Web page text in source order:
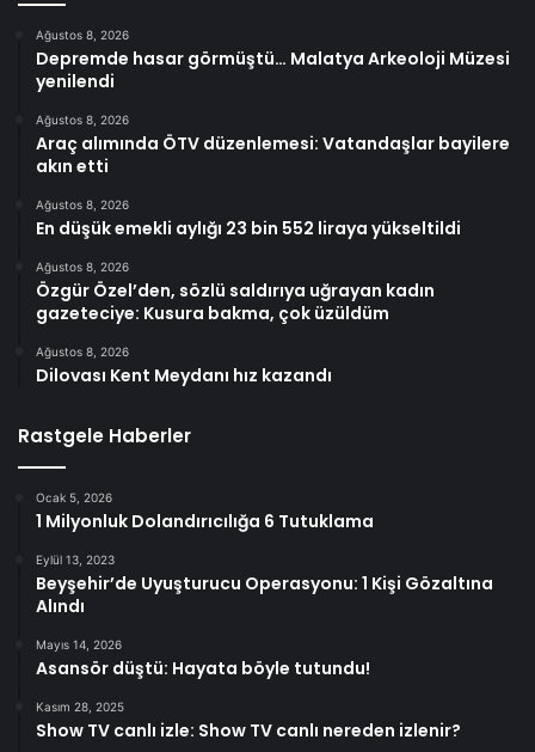
Ağustos 8, 2026
Depremde hasar görmüştü… Malatya Arkeoloji Müzesi
yenilendi
Ağustos 8, 2026
Araç alımında ÖTV düzenlemesi: Vatandaşlar bayilere
akın etti
Ağustos 8, 2026
En düşük emekli aylığı 23 bin 552 liraya yükseltildi
Ağustos 8, 2026
Özgür Özel’den, sözlü saldırıya uğrayan kadın
gazeteciye: Kusura bakma, çok üzüldüm
Ağustos 8, 2026
Dilovası Kent Meydanı hız kazandı
Rastgele Haberler
Ocak 5, 2026
1 Milyonluk Dolandırıcılığa 6 Tutuklama
Eylül 13, 2023
Beyşehir’de Uyuşturucu Operasyonu: 1 Kişi Gözaltına
Alındı
Mayıs 14, 2026
Asansör düştü: Hayata böyle tutundu!
Kasım 28, 2025
Show TV canlı izle: Show TV canlı nereden izlenir?